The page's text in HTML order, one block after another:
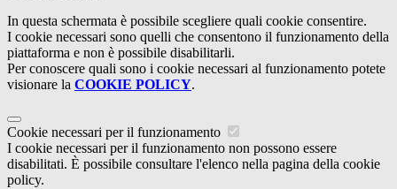
In questa schermata è possibile scegliere quali cookie consentire.
I cookie necessari sono quelli che consentono il funzionamento della
piattaforma e non è possibile disabilitarli.
Per conoscere quali sono i cookie necessari al funzionamento potete
visionare la COOKIE POLICY.
Cookie necessari per il funzionamento
I cookie necessari per il funzionamento non possono essere
disabilitati. È possibile consultare l'elenco nella pagina della cookie
policy.